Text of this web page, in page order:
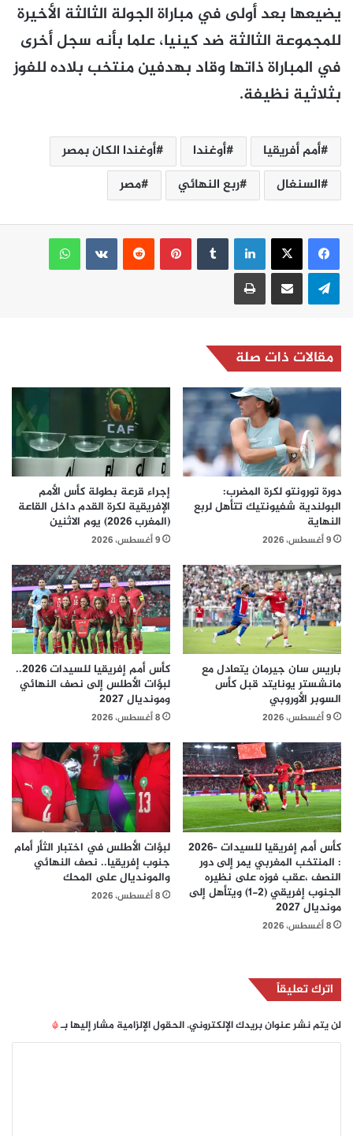
يضيعها بعد أولى في مباراة الجولة الثالثة الأخيرة
للمجموعة الثالثة ضد كينيا، علما بأنه سجل أخرى
في المباراة ذاتها وقاد بهدفين منتخب بلاده للفوز
بثلاثية نظيفة.
أمم أفريقيا أوغندا
أوغندا الكان بمصر
السنغال
ربع النهائي مصر
لينكدإن بينتيريست
واتساب
تيلقرام مشاركة عبر البريد طباعة
مقالات ذات صلة
دورة تورونتو لكرة المضرب:
البولندية شفيونتيك تتأهل لربع
النهاية
9 أغسطس، 2026
إجراء قرعة بطولة كأس الأمم
الإفريقية لكرة القدم داخل القاعة
(المغرب 2026) يوم الاثنين
9 أغسطس، 2026
باريس سان جيرمان يتعادل مع
مانشستر يونايتد قبل كأس
السوبر الأوروبي
9 أغسطس، 2026
كأس أمم إفريقيا للسيدات 2026..
لبؤات الأطلس إلى نصف النهائي
ومونديال 2027
8 أغسطس، 2026
كأس أمم إفريقيا للسيدات –2026
: المنتخب المغربي يمر إلى دور
النصف ،عقب فوزه على نظيره
الجنوب إفريقي (2-1) ويتأهل إلى
مونديال 2027
8 أغسطس، 2026
لبؤات الأطلس في اختبار الثأر أمام
جنوب إفريقيا.. نصف النهائي
والمونديال على المحك
8 أغسطس، 2026
اترك تعليقاً
لن يتم نشر عنوان بريدك الإلكتروني.الحقول الإلزامية مشار إليها بـ*